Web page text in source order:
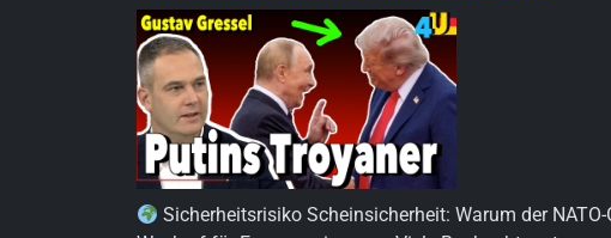
Sicherheitsrisiko Scheinsicherheit: Warum der